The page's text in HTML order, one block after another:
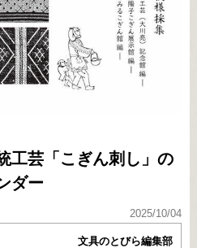
工芸「こぎん刺し」の
ダー
2025/10/04
文具のとびら編集部